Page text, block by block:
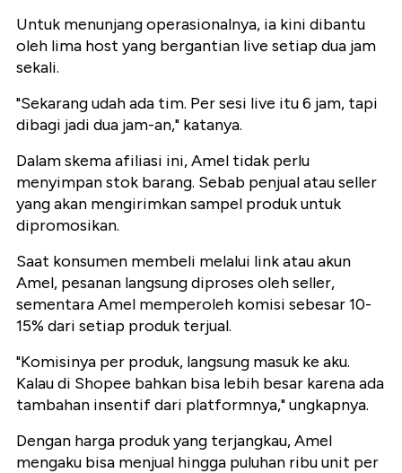
Untuk menunjang operasionalnya, ia kini dibantu
oleh lima host yang bergantian live setiap dua jam
sekali.
"Sekarang udah ada tim. Per sesi live itu 6 jam, tapi
dibagi jadi dua jam-an," katanya.
Dalam skema afiliasi ini, Amel tidak perlu
menyimpan stok barang. Sebab penjual atau seller
yang akan mengirimkan sampel produk untuk
dipromosikan.
Saat konsumen membeli melalui link atau akun
Amel, pesanan langsung diproses oleh seller,
sementara Amel memperoleh komisi sebesar 10-
15% dari setiap produk terjual.
"Komisinya per produk, langsung masuk ke aku.
Kalau di Shopee bahkan bisa lebih besar karena ada
tambahan insentif dari platformnya," ungkapnya.
Dengan harga produk yang terjangkau, Amel
mengaku bisa menjual hingga puluhan ribu unit per